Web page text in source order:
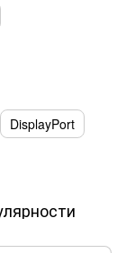
DisplayPort